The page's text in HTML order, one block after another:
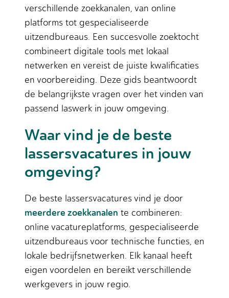
verschillende zoekkanalen, van online
platforms tot gespecialiseerde
uitzendbureaus. Een succesvolle zoektocht
combineert digitale tools met lokaal
netwerken en vereist de juiste kwalificaties
en voorbereiding. Deze gids beantwoordt
de belangrijkste vragen over het vinden van
passend laswerk in jouw omgeving.
Waar vind je de beste
lassersvacatures in jouw
omgeving?
De beste lassersvacatures vind je door
meerdere zoekkanalen te combineren:
online vacatureplatforms, gespecialiseerde
uitzendbureaus voor technische functies, en
lokale bedrijfsnetwerken. Elk kanaal heeft
eigen voordelen en bereikt verschillende
werkgevers in jouw regio.